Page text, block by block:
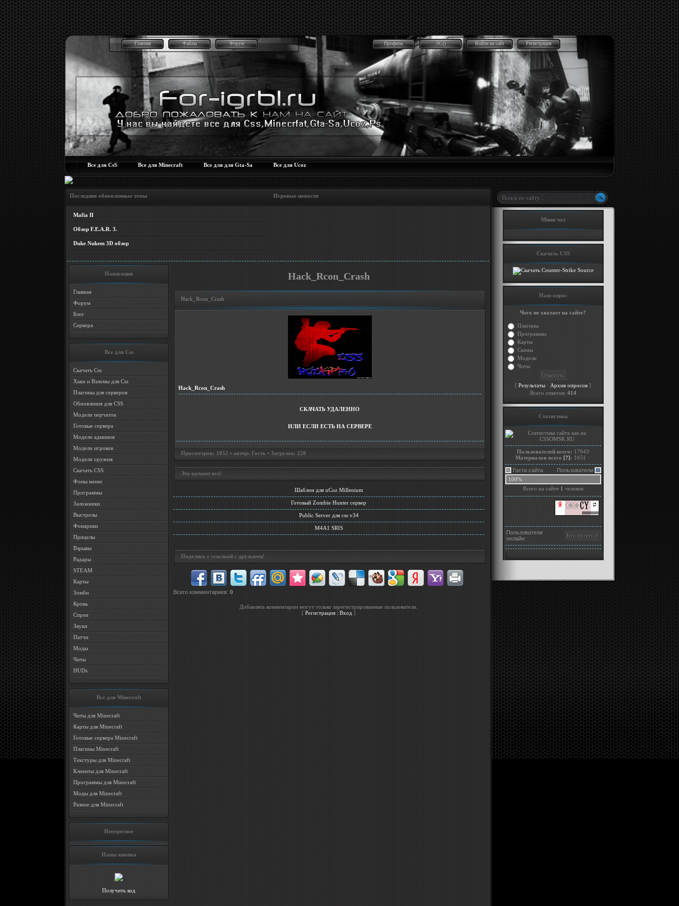
Главная Файлы Форум Профиль ЛС() Войти на сайт Регистрация
Все для CsS Все для Minecraft Все для для Gta-Sa Все для Ucoz
Последние обновленные темы Игровые новости
Mafia II
Обзор F.E.A.R. 3.
Duke Nukem 3D обзор
Навигация
Главная
Форум
Блог
Сервера
Все для Css
Скачать Css
Хаки и Взломы для Css
Плагины для серверов
Обновления для CSS
Модели перчаток
Готовые сервера
Модели админов
Модели игроков
Модели оружия
Скачать CSS
Фоны меню
Программы
Заложники
Выстрелы
Фонарики
Прицелы
Взрывы
Радары
STEAM
Карты
Зомби
Кровь
Спреи
Звуки
Патчи
Моды
Читы
HUDs
Все для Minecraft
Читы для Minecraft
Карты для Minecraft
Готовые сервера Minecraft
Плагины Minecraft
Текстуры для Minecraft
Клиенты для Minecraft
Программы для Minecraft
Моды для Minecraft
Разное для Minecraft
Интересное
Наша кнопка
Получить код
Hack_Rcon_Crash
Hack_Rcon_Crash
Hack_Rcon_Crash
СКАЧАТЬ УДАЛЕННО
ИЛИ ЕСЛИ ЕСТЬ НА СЕРВЕРЕ
Просмотров: 1052 • автор: Гость • Загрузок: 220
Эта качают все!
Шаблон для uCoz Millenium
Готовый Zombie Hunter сервер
Public Server для css v34
M4A1 SRIS
Поделись с ссылкой с друзьями!
Всего комментариев: 0
Добавлять комментарии могут только зарегистрированные пользователи.
[ Регистрация Вход ]
Мини чат
Скачать CSS
Наш опрос
Чего не хватает на сайте?
Плагины
Программы
Карты
Скины
Модели
Читы
[ Результаты · Архив опросов ]
Всего ответов: 414
Статистика
Пользователей всего: 17943
Материалов всего [?]: 1651 +
Гости сайта
Пользователи
100%
Всего на сайте 1 человек
Пользователи
онлайн: